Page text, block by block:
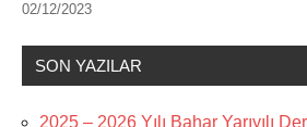
02/12/2023
SON YAZILAR
2025 – 2026 Yılı Bahar Yarıyılı